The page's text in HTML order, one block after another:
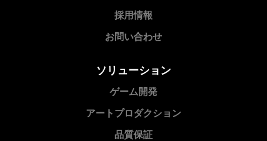
採用情報
お問い合わせ
ソリューション
ゲーム開発
アートプロダクション
品質保証